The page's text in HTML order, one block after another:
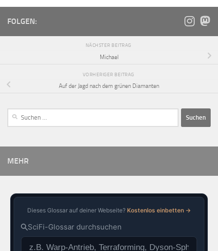
FOLGEN:
NÄCHSTER BEITRAG
Michael
VORHERIGER BEITRAG
Auf der Jagd nach dem grünen Diamanten
MEHR